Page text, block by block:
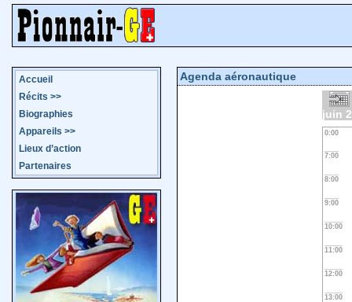
Accueil
Récits >>
Biographies
Appareils >>
Lieux d’action
Partenaires
Agenda aéronautique
juin
0:00
7:00
8:00
9:00
10:00
11:00
12:00
13:00